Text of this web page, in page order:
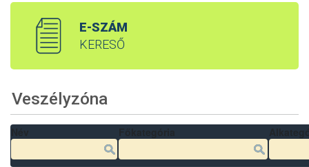
E-SZÁM
KERESŐ
Veszélyzóna